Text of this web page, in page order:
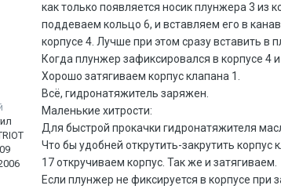
как только появляется носик плунжера 3
поддеваем кольцо 6, и вставляем его в
корпусе 4. Лучше при этом сразу вставить в
Когда плунжер зафиксировался в корпусе 4
Хорошо затягиваем корпус клапана 1.
Всё, гидронатяжитель заряжен.
Маленькие хитрости:
Для быстрой прокачки гидронатяжителя
Что бы удобней открутить-закрутить
17 откручиваем корпус. Так же и затягиваем.
Если плунжер не фиксируется в корпусе при